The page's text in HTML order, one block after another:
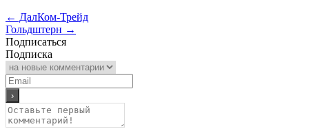
← ДалКом-Трейд
Гольдштерн →
Подписаться
Подписка